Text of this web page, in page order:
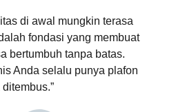
di awal mungkin terasa
fondasi yang membuat
bertumbuh tanpa batas.
Anda selalu punya plafon